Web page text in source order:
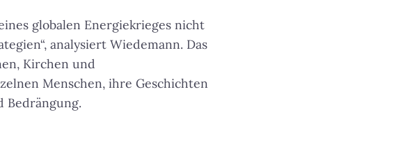
globalen Energiekrieges nicht
analysiert Wiedemann. Das
Kirchen und
Menschen, ihre Geschichten
Bedrängung.